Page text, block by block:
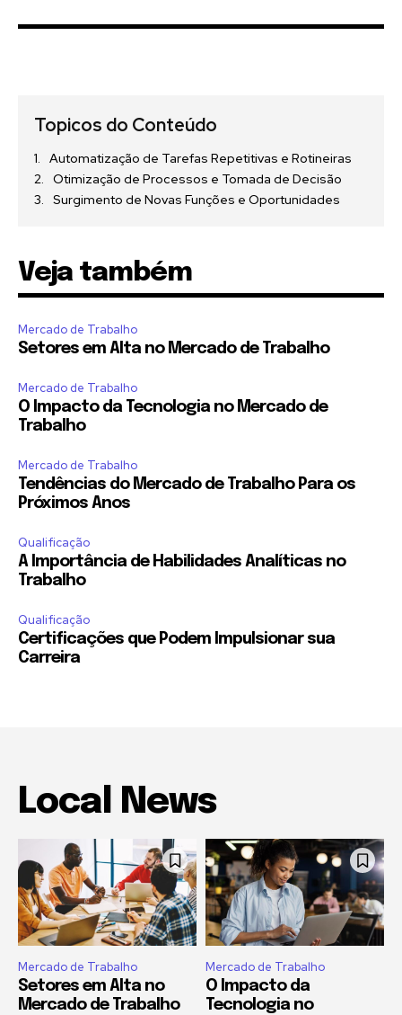
Topicos do Conteúdo
Automatização de Tarefas Repetitivas e Rotineiras
Otimização de Processos e Tomada de Decisão
Surgimento de Novas Funções e Oportunidades
Veja também
Mercado de Trabalho
Setores em Alta no Mercado de Trabalho
Mercado de Trabalho
O Impacto da Tecnologia no Mercado de
Trabalho
Mercado de Trabalho
Tendências do Mercado de Trabalho Para os
Próximos Anos
Qualificação
A Importância de Habilidades Analíticas no
Trabalho
Qualificação
Certificações que Podem Impulsionar sua
Carreira
Local News
Mercado de Trabalho
Setores em Alta no
Mercado de Trabalho
Mercado de Trabalho
O Impacto da
Tecnologia no